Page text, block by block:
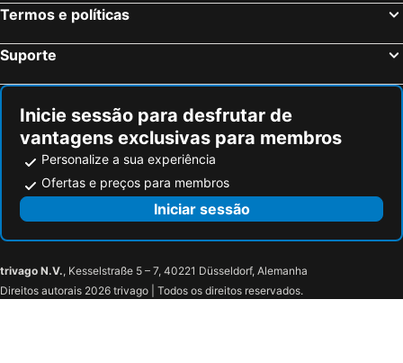
Saint-Amand, bed and breakfasts
Saint-Lô, bed and breakfasts
Nonant, bed and breakfasts
May-sur-Orne, bed and breakfasts
Termos e políticas
Suporte
Inicie sessão para desfrutar de
vantagens exclusivas para membros
Personalize a sua experiência
Ofertas e preços para membros
Iniciar sessão
trivago N.V., Kesselstraße 5 – 7, 40221 Düsseldorf, Alemanha
Direitos autorais 2026 trivago | Todos os direitos reservados.